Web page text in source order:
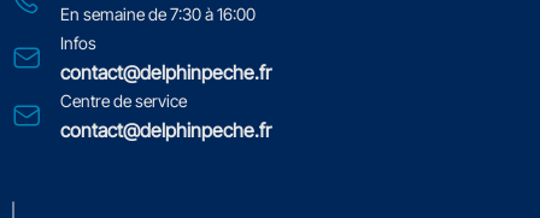
En semaine de 7:30 à 16:00
Infos
contact@delphinpeche.fr
Centre de service
contact@delphinpeche.fr